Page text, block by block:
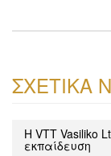
ΣΧΕΤΙΚΑ
Η VTT Vasiliko
εκπαίδευση